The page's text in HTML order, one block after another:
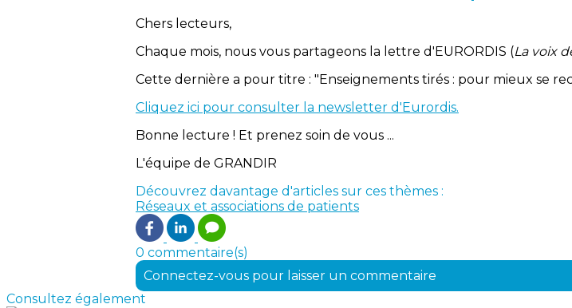
Chers lecteurs,
Chaque mois, nous vous partageons la lettre d'EURORDIS (La voix
Cette dernière a pour titre : "Enseignements tirés : pour mieux se
Cliquez ici pour consulter la newsletter d'Eurordis.
Bonne lecture ! Et prenez soin de vous ...
L'équipe de GRANDIR
Découvrez davantage d'articles sur ces thèmes :
Réseaux et associations de patients
0 commentaire(s)
Connectez-vous pour laisser un commentaire
Consultez également